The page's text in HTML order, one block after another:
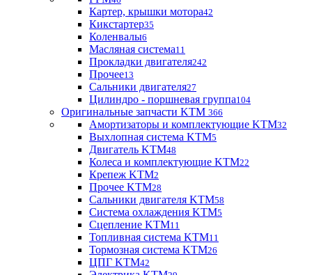
Картер, крышки мотора42
Кикстартер35
Коленвалы6
Масляная система11
Прокладки двигателя242
Прочее13
Сальники двигателя27
Цилиндро - поршневая группа104
Оригинальные запчасти KTM 366
Амортизаторы и комплектующие KTM32
Выхлопная система KTM5
Двигатель KTM48
Колеса и комплектующие KTM22
Крепеж KTM2
Прочее KTM28
Сальники двигателя KTM58
Система охлаждения KTM5
Сцепление KTM11
Топливная система KTM11
Тормозная система KTM26
ЦПГ KTM42